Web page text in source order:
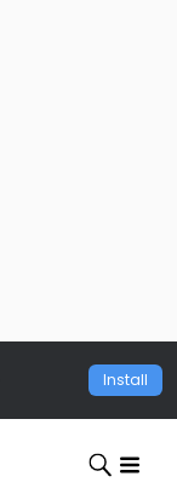
Install